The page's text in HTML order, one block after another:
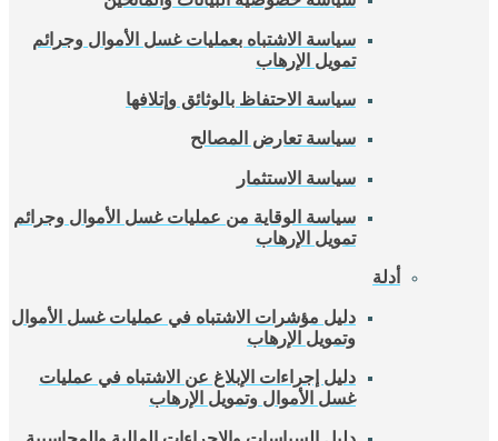
سياسة الاشتباه بعمليات غسل الأموال وجرائم
تمويل الإرهاب
سياسة الاحتفاظ بالوثائق وإتلافها
سياسة تعارض المصالح
سياسة الاستثمار
سياسة الوقاية من عمليات غسل الأموال وجرائم
تمويل الإرهاب
أدلة
دليل مؤشرات الاشتباه في عمليات غسل الأموال
وتمويل الإرهاب
دليل إجراءات الإبلاغ عن الاشتباه في عمليات
غسل الأموال وتمويل الإرهاب